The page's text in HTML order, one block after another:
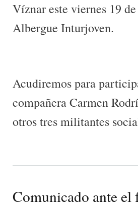
Víznar este viernes 19
Albergue Inturjoven.
Acudiremos para
compañera Carmen
otros tres militantes
Comunicado ante el